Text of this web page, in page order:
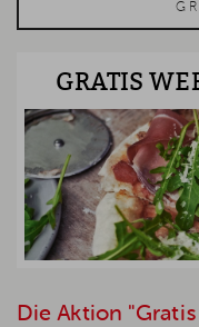
GRATIS
Die Aktion